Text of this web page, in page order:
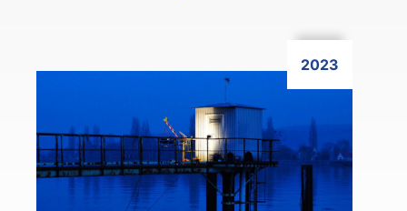
2023
Cliquer ici